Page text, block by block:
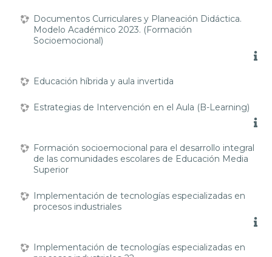
Documentos Curriculares y Planeación Didáctica.
Modelo Académico 2023. (Formación
Socioemocional)
Educación híbrida y aula invertida
Estrategias de Intervención en el Aula (B-Learning)
Formación socioemocional para el desarrollo integral
de las comunidades escolares de Educación Media
Superior
Implementación de tecnologías especializadas en
procesos industriales
Implementación de tecnologías especializadas en